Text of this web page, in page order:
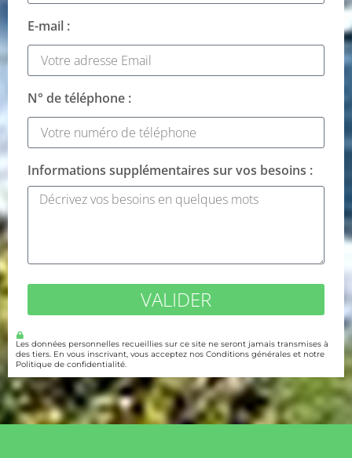
E-mail :
N° de téléphone :
Informations supplémentaires sur vos besoins :
VALIDER
Les données personnelles recueillies sur ce site ne seront jamais transmises à
des tiers. En vous inscrivant, vous acceptez nos Conditions générales et notre
Politique de confidentialité.